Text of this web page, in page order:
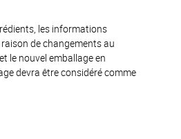
les informations
de changements au
le nouvel emballage en
devra être considéré comme